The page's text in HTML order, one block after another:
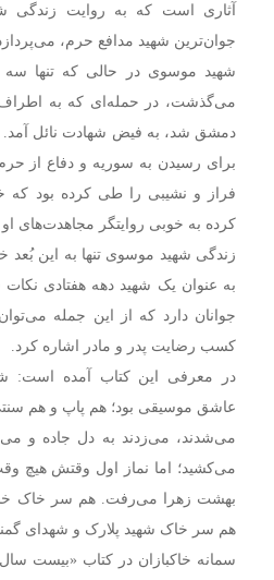
آثاری است که به روایت
جوان‌ترین شهید مدافع حرم،
می‌گذشت، در حمله‌ای که به
دمشق شد، به فیض شهادت نائل آمد.
برای رسیدن به سوریه و دفاع از
فراز و نشیبی را طی کرده بود که
کرده به خوبی روایتگر مجاهدت‌های او
زندگی شهید موسوی تنها به این
به عنوان یک شهید دهه هفتادی نکات
جوانان دارد که از این جمله
کسب رضایت پدر و مادر اشاره کرد.
در معرفی این کتاب آمده
عاشق موسیقی بود؛ هم پاپ و هم
می­‌شدند، می­‌زدند به دل جاده و
می­‌کشید؛ اما نماز اول وقتش هیچ
بهشت زهرا می­‌رفت. هم سر خاک
هم سر خاک شهید پلارک و شهدای
سمانه خاکبازان در کتاب «بیست